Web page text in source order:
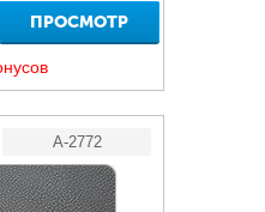
ПРОСМОТР
A-2772